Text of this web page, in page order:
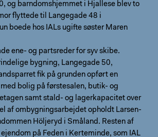
og barndomshjemmet i Hjallese blev to
flyttede til Langegade 48 i
boede hos IALs ugifte søster Maren
ene- og partsreder for syv skibe.
bygning, Langegade 50,
fik på grunden opført en
bolig på førstesalen, butik- og
samt stald- og lagerkapacitet over
af ombygningsarbejdet opholdt Larsen-
Höljeryd i Småland. Resten af
på Feden i Kerteminde, som IAL